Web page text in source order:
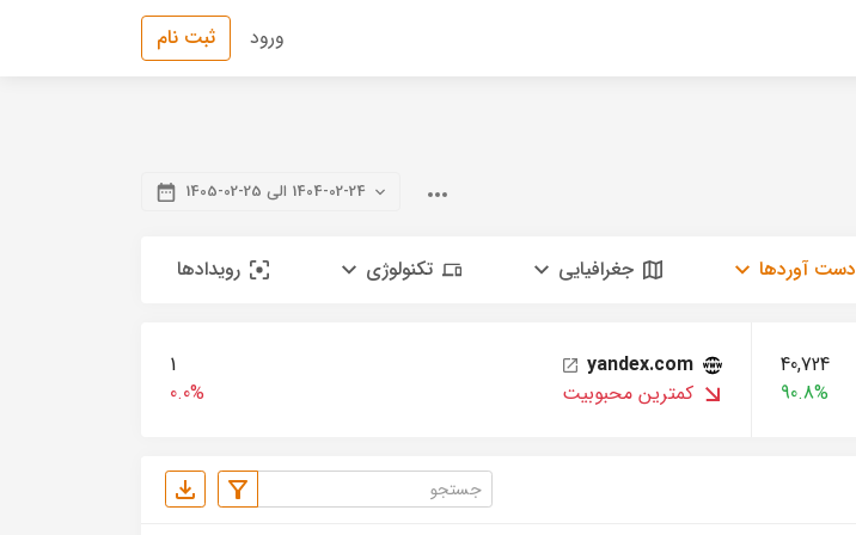
ورود ثبت نام
1404-02-24 الی 25-02-1405
دست آوردها جغرافیایی تکنولوژی رویدادها
40,724
90.8%
yandex.com
1
کمترین محبوبیت
0.0%